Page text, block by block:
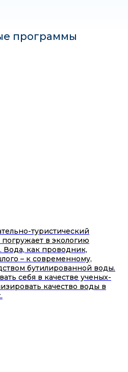
программы
туристический
в экологию
Вода, как проводник,
– к современному,
бутилированной воды.
себя в качестве ученых-
качество воды в